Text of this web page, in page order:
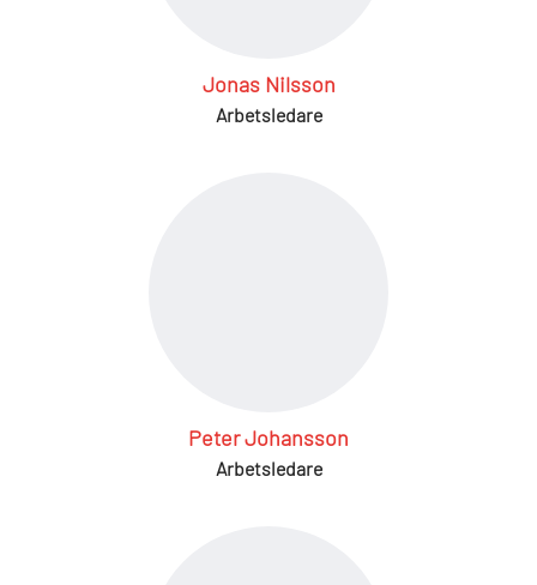
Jonas Nilsson
Arbetsledare
Peter Johansson
Arbetsledare